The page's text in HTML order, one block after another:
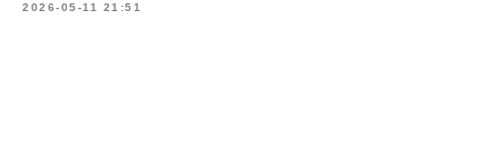
2026-05-11 21:51